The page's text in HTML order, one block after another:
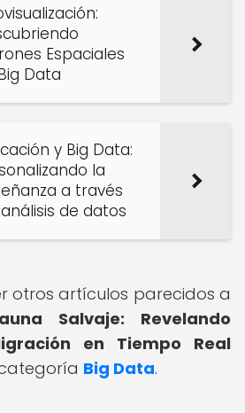
Espaciales
Data
y Big Data:
la
a través
de datos
otros artículos parecidos a
Salvaje: Revelando
en Tiempo Real
Big Data.